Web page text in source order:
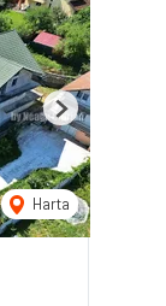
Harta
Next